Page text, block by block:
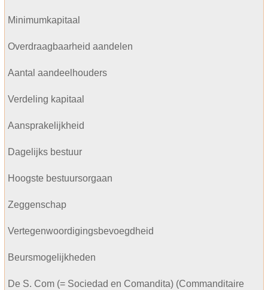
Minimumkapitaal
Overdraagbaarheid aandelen
Aantal aandeelhouders
Verdeling kapitaal
Aansprakelijkheid
Dagelijks bestuur
Hoogste bestuursorgaan
Zeggenschap
Vertegenwoordigingsbevoegdheid
Beursmogelijkheden
De S. Com (= Sociedad en Comandita) (Commanditaire